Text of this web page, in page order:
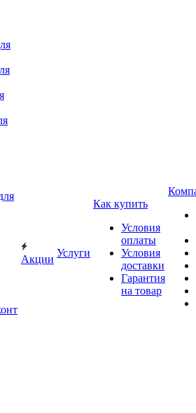
Акции
Услуги
Как купить
Условия
оплаты
Условия
доставки
Гарантия
на товар